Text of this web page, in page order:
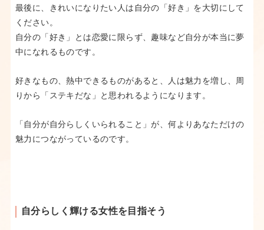
最後に、きれいになりたい人は自分の「好き」を大切にして
ください。
自分の「好き」とは恋愛に限らず、趣味など自分が本当に夢
中になれるものです。
好きなもの、熱中できるものがあると、人は魅力を増し、周
りから「ステキだな」と思われるようになります。
「自分が自分らしくいられること」が、何よりあなただけの
魅力につながっているのです。
自分らしく輝ける女性を目指そう